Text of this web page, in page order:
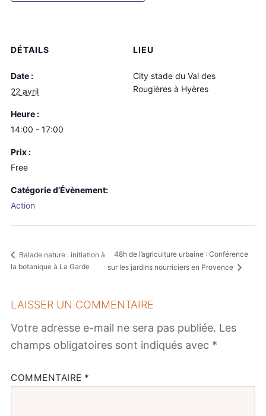
DÉTAILS
Date :
22 avril
Heure :
14:00 - 17:00
Prix :
Free
Catégorie d’Évènement:
Action
LIEU
City stade du Val des
Rougières à Hyères
Balade nature : initiation à
la botanique à La Garde
48h de l’agriculture urbaine : Conférence
sur les jardins nourriciers en Provence
LAISSER UN COMMENTAIRE
Votre adresse e-mail ne sera pas publiée. Les
champs obligatoires sont indiqués avec *
COMMENTAIRE *